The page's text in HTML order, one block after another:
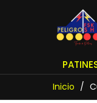
Inicio /